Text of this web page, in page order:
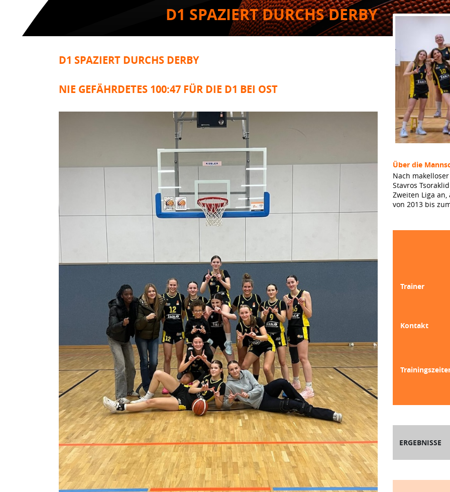
D1 SPAZIERT DURCHS DERBY
D1 SPAZIERT DURCHS DERBY
NIE GEFÄHRDETES 100:47 FÜR DIE D1 BEI OST
Über die
Nach
Stavros
Zweiten Liga
von 2013 bis
Trainer
Kontakt
ERGEBNISSE